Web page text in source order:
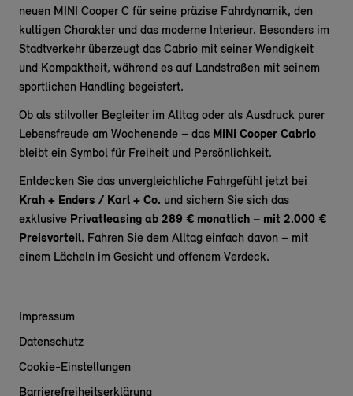
neuen MINI Cooper C für seine präzise Fahrdynamik, den
kultigen Charakter und das moderne Interieur. Besonders im
Stadtverkehr überzeugt das Cabrio mit seiner Wendigkeit
und Kompaktheit, während es auf Landstraßen mit seinem
sportlichen Handling begeistert.
Ob als stilvoller Begleiter im Alltag oder als Ausdruck purer
Lebensfreude am Wochenende – das MINI Cooper Cabrio
bleibt ein Symbol für Freiheit und Persönlichkeit.
Entdecken Sie das unvergleichliche Fahrgefühl jetzt bei
Krah + Enders / Karl + Co. und sichern Sie sich das
exklusive Privatleasing ab 289 € monatlich – mit 2.000 €
Preisvorteil. Fahren Sie dem Alltag einfach davon – mit
einem Lächeln im Gesicht und offenem Verdeck.
Impressum
Datenschutz
Cookie-Einstellungen
Barrierefreiheitserklärung